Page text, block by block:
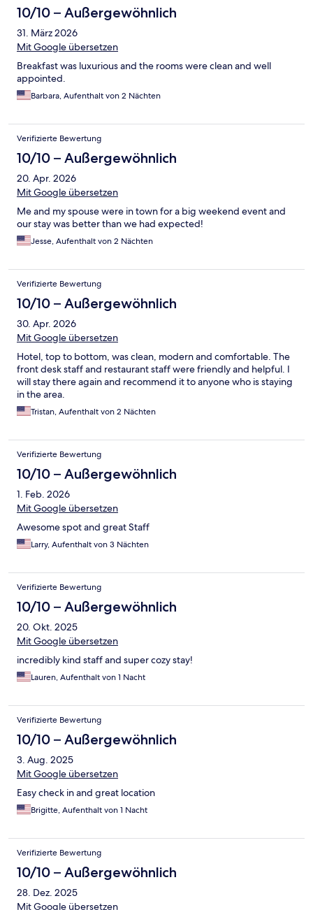
10/10 – Außergewöhnlich
31. März 2026
Mit Google übersetzen
Breakfast was luxurious and the rooms were clean and well
appointed.
Barbara, Aufenthalt von 2 Nächten
Verifizierte Bewertung
10/10 – Außergewöhnlich
20. Apr. 2026
Mit Google übersetzen
Me and my spouse were in town for a big weekend event and
our stay was better than we had expected!
Jesse, Aufenthalt von 2 Nächten
Verifizierte Bewertung
10/10 – Außergewöhnlich
30. Apr. 2026
Mit Google übersetzen
Hotel, top to bottom, was clean, modern and comfortable. The
front desk staff and restaurant staff were friendly and helpful. I
will stay there again and recommend it to anyone who is staying
in the area.
Tristan, Aufenthalt von 2 Nächten
Verifizierte Bewertung
10/10 – Außergewöhnlich
1. Feb. 2026
Mit Google übersetzen
Awesome spot and great Staff
Larry, Aufenthalt von 3 Nächten
Verifizierte Bewertung
10/10 – Außergewöhnlich
20. Okt. 2025
Mit Google übersetzen
incredibly kind staff and super cozy stay!
Lauren, Aufenthalt von 1 Nacht
Verifizierte Bewertung
10/10 – Außergewöhnlich
3. Aug. 2025
Mit Google übersetzen
Easy check in and great location
Brigitte, Aufenthalt von 1 Nacht
Verifizierte Bewertung
10/10 – Außergewöhnlich
28. Dez. 2025
Mit Google übersetzen